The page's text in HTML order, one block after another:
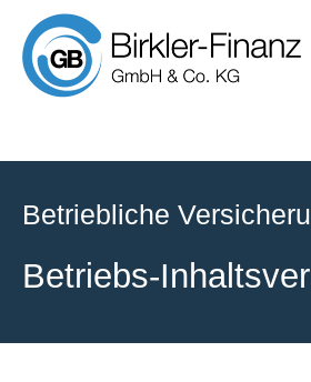
Betriebliche
Betriebs-